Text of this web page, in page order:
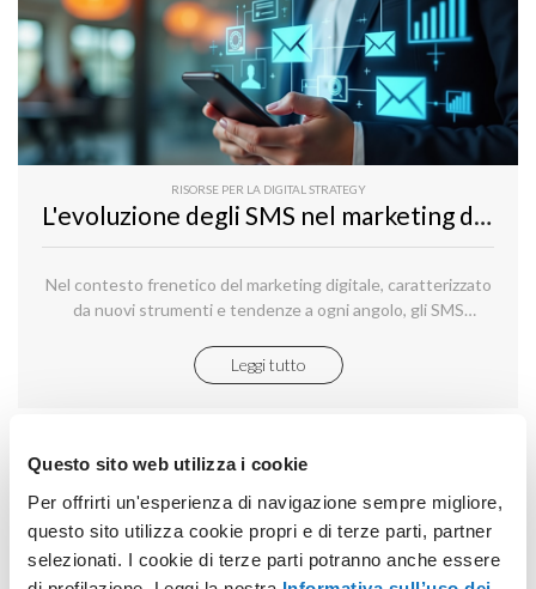
Questo sito web utilizza i cookie
Per offrirti un'esperienza di navigazione sempre migliore,
questo sito utilizza cookie propri e di terze parti, partner
selezionati. I cookie di terze parti potranno anche essere
RISORSE PER LA DIGITAL STRATEGY
L'evoluzione degli SMS nel marketing digitale: Perché non sono ancora superati
Nel contesto frenetico del marketing digitale, caratterizzato
da nuovi strumenti e tendenze a ogni angolo, gli SMS
Leggi tutto